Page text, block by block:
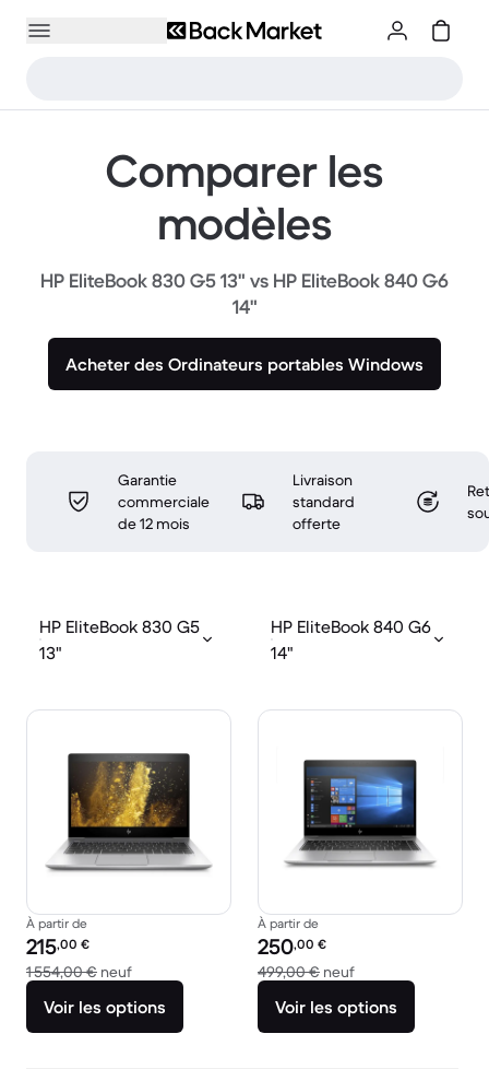
Comparer les
modèles
HP EliteBook 830 G5 13" vs HP EliteBook 840 G6
14"
Acheter des Ordinateurs portables Windows
Garantie
commerciale
de 12 mois
Livraison
standard
offerte
HP EliteBook 830 G5
13"
HP EliteBook 840 G6
14"
À partir de
Prix reconditionné :
215,00 €
1 554,00 € neufcontre 1 554,00 € neuf
Voir les options
À partir de
Prix reconditionné :
250,00 €
499,00 € neufcontre 499,00 €
Voir les options